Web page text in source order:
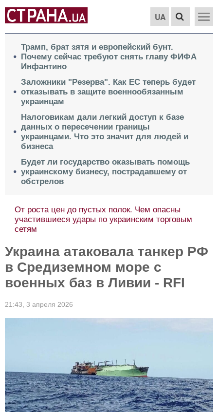
UA
Трамп, брат зятя и европейский бунт.
Почему сейчас требуют снять главу ФИФА
Инфантино
Заложники "Резерва". Как ЕС теперь будет
отказывать в защите военнообязанным
украинцам
Налоговикам дали легкий доступ к базе
данных о пересечении границы
украинцами. Что это значит для людей и
бизнеса
Будет ли государство оказывать помощь
украинскому бизнесу, пострадавшему от
обстрелов
От роста цен до пустых полок. Чем опасны
участившиеся удары по украинским торговым
сетям
Украина атаковала танкер РФ
в Средиземном море с
военных баз в Ливии - RFI
21:43, 3 апреля 2026